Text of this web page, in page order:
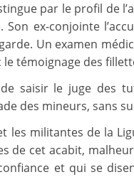
par le profil de
Son ex-conjointe
Un examen
témoignage des
saisir le juge des
des mineurs, sans
les militantes de la
de cet acabit,
et qui se